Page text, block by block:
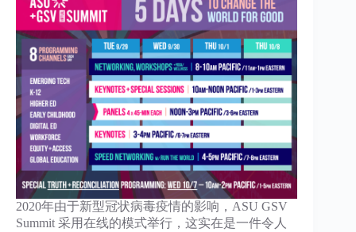
2020年由于新型冠状病毒疫情的影响，ASU GSV
Summit 采用在线的模式举行，这实在是一件令人